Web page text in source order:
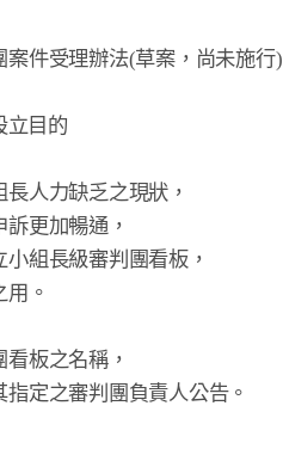
案件受理辦法(草案，尚未施行)
立目的
人力缺乏之現狀，
更加暢通，
組長級審判團看板，
。
板之名稱，
指定之審判團負責人公告。